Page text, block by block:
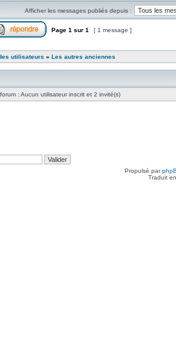
Afficher les messages publiés depuis :
Page 1 sur 1 [ 1 message ]
utilisateurs » Les autres anciennes
: Aucun utilisateur inscrit et 2 invité(s)
Propulsé par
Traduit